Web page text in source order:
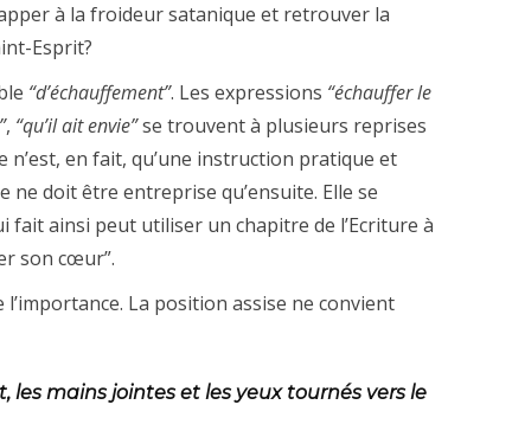
à la froideur satanique et retrouver la
Esprit?
“d’échauffement”. Les expressions “échauffer le
, “qu’il ait envie”se trouvent à plusieurs reprises
en fait, qu’une instruction pratique et
ne doit être entreprise qu’ensuite. Elle se
fait ainsi peut utiliser un chapitre de l’Ecriture à
son cœur”.
La position assise ne convient
les mains jointes et les yeux tournés vers le